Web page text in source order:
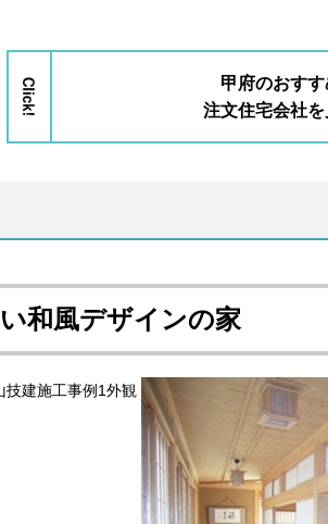
甲府のおすす
注文住宅会社を
和風デザインの家